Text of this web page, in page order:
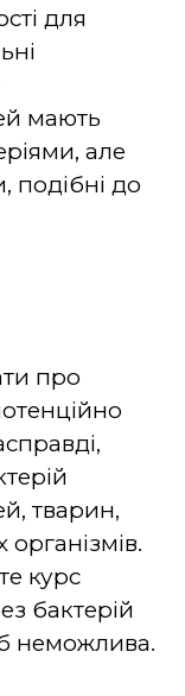
для
мають
але
подібні до
про
тварин,
курс
бактерій
неможлива.